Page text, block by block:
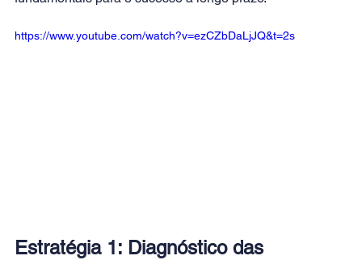
https://www.youtube.com/watch?v=ezCZbDaLjJQ&t=2s
Estratégia 1: Diagnóstico das